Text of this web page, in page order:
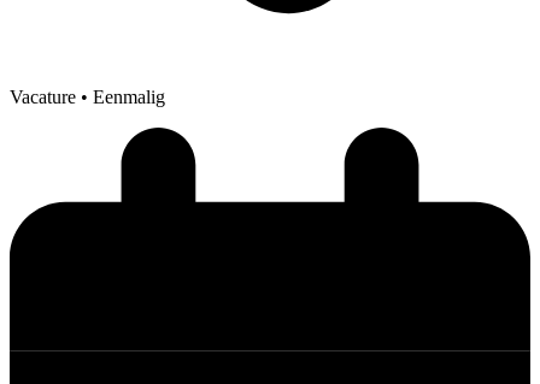
Vacature • Eenmalig